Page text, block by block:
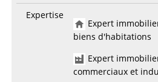
Expertise
Expert
biens d'habitations
Expert
commerciaux et